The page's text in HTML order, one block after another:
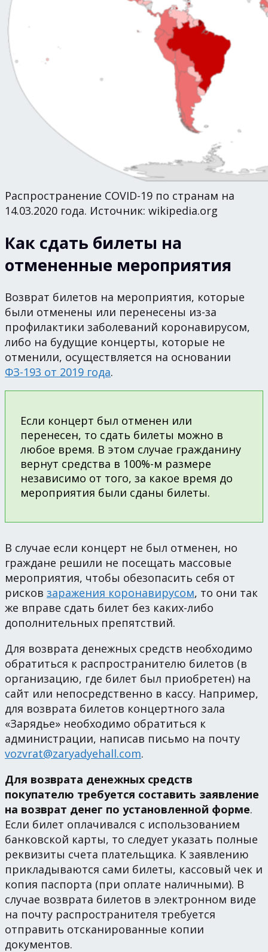
Распространение COVID-19 по странам на
14.03.2020 года. Источник: wikipedia.org
Как сдать билеты на
отмененные мероприятия
Возврат билетов на мероприятия, которые
были отменены или перенесены из-за
профилактики заболеваний коронавирусом,
либо на будущие концерты, которые не
отменили, осуществляется на основании
ФЗ-193 от 2019 года.
Если концерт был отменен или
перенесен, то сдать билеты можно в
любое время. В этом случае гражданину
вернут средства в 100%-м размере
независимо от того, за какое время до
мероприятия были сданы билеты.
В случае если концерт не был отменен, но
граждане решили не посещать массовые
мероприятия, чтобы обезопасить себя от
рисков заражения коронавирусом, то они так
же вправе сдать билет без каких-либо
дополнительных препятствий.
Для возврата денежных средств необходимо
обратиться к распространителю билетов (в
организацию, где билет был приобретен) на
сайт или непосредственно в кассу. Например,
для возврата билетов концертного зала
«Зарядье» необходимо обратиться к
администрации, написав письмо на почту
vozvrat@zaryadyehall.com.
Для возврата денежных средств
покупателю требуется составить заявление
на возврат денег по установленной форме.
Если билет оплачивался с использованием
банковской карты, то следует указать полные
реквизиты счета плательщика. К заявлению
прикладываются сами билеты, кассовый чек и
копия паспорта (при оплате наличными). В
случае возврата билетов в электронном виде
на почту распространителя требуется
отправить отсканированные копии
документов.